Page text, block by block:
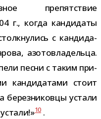
пре­пят­ствие
г., когда кан­ди­даты
с кан­ди­да­
азо­то­вла­дельца.
песни с таким при­
кан­ди­да­тами стоит
устали
10 .